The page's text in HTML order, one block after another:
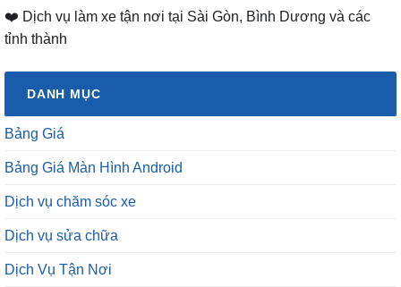
❤️ Dịch vụ làm xe tận nơi tại Sài Gòn, Bình Dương và các
tỉnh thành
DANH MỤC
Bảng Giá
Bảng Giá Màn Hình Android
Dịch vụ chăm sóc xe
Dịch vụ sửa chữa
Dịch Vụ Tận Nơi